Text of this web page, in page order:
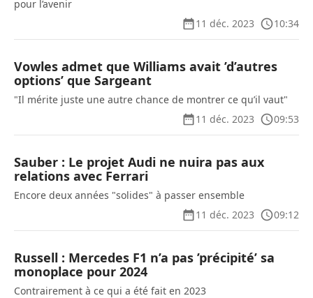
pour l’avenir
11 déc. 2023
10:34
Vowles admet que Williams avait ’d’autres
options’ que Sargeant
"Il mérite juste une autre chance de montrer ce qu’il vaut"
11 déc. 2023
09:53
Sauber : Le projet Audi ne nuira pas aux
relations avec Ferrari
Encore deux années "solides" à passer ensemble
11 déc. 2023
09:12
Russell : Mercedes F1 n’a pas ’précipité’ sa
monoplace pour 2024
Contrairement à ce qui a été fait en 2023